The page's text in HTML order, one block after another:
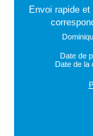
Envoi rapide
Date de
Date de la